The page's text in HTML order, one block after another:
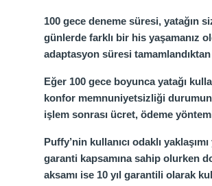
100 gece deneme süresi, yatağın
günlerde farklı bir his yaşamanız
adaptasyon süresi
Eğer 100 gece boyunca yatağı
konfor memnuniyetsizliği
işlem sonrası ücret, ödeme
Puffy’nin kullanıcı odaklı
garanti kapsamına sahip olurken
aksamı ise 10 yıl garantili olarak